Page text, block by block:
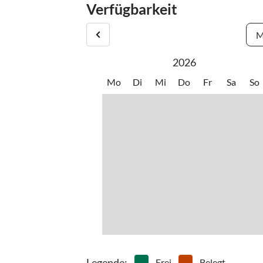
• Spielplatz
• Tauchen
Verfügbarkeit
2026
Mo Di Mi Do Fr Sa So